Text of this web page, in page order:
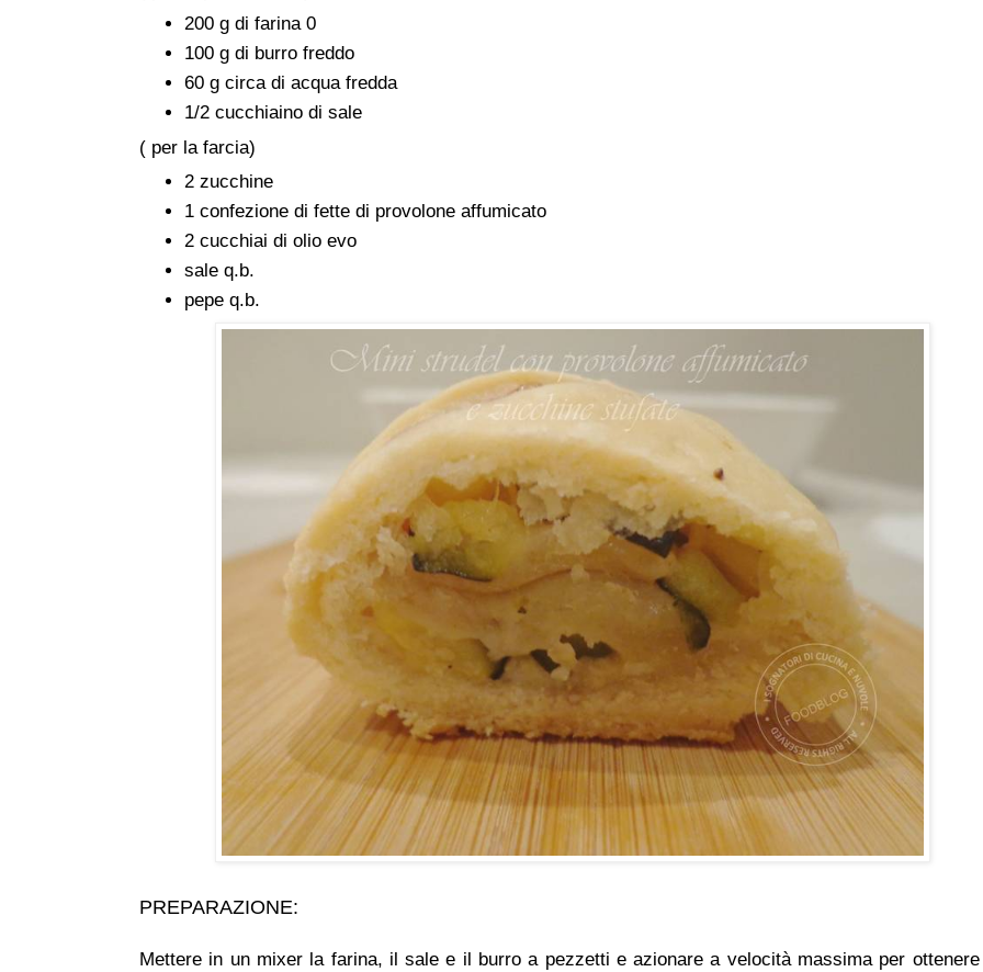
200 g di farina 0
100 g di burro freddo
60 g circa di acqua fredda
1/2 cucchiaino di sale
( per la farcia)
2 zucchine
1 confezione di fette di provolone affumicato
2 cucchiai di olio evo
sale q.b.
pepe q.b.
PREPARAZIONE:
Mettere in un mixer la farina, il sale e il burro a pezzetti e azionare a velocità massima per ottenere